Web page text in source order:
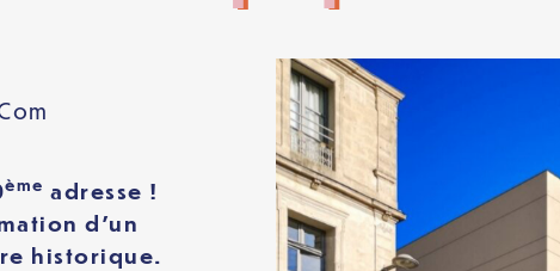
ème adresse !
d’un
historique.